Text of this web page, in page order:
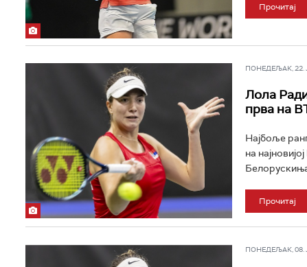
Прочитај
ПОНЕДЕЉАК, 22.
Лола
прва на
Најбоље
на
Прочитај
ПОНЕДЕЉАК, 08.